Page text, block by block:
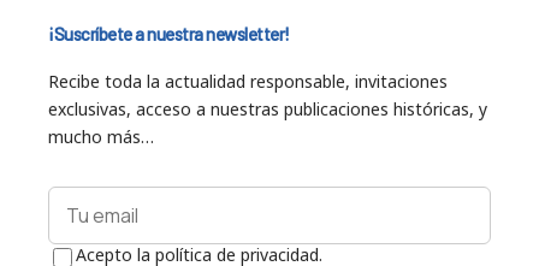
¡Suscríbete a nuestra newsletter!
Recibe toda la actualidad responsable, invitaciones
exclusivas, acceso a nuestras publicaciones históricas, y
mucho más…
Acepto la política de privacidad.